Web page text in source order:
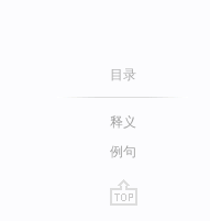
目录
释义
例句